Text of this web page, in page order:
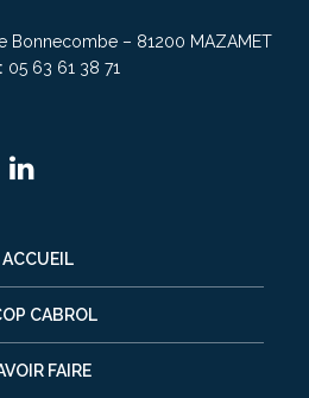
Bonnecombe – 81200 MAZAMET
05 63 61 38 71
ACCUEIL
CABROL
FAIRE